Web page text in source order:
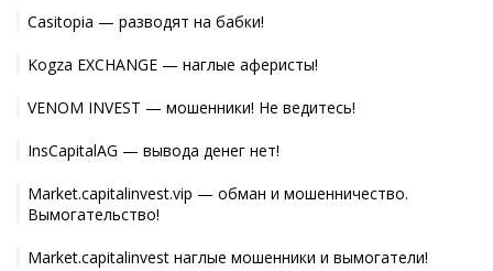
Casitopia — разводят на бабки!
Kogza EXCHANGE — наглые аферисты!
VENOM INVEST — мошенники! Не ведитесь!
InsCapitalAG — вывода денег нет!
Market.capitalinvest.vip — обман и мошенничество.
Вымогательство!
Market.capitalinvest наглые мошенники и вымогатели!